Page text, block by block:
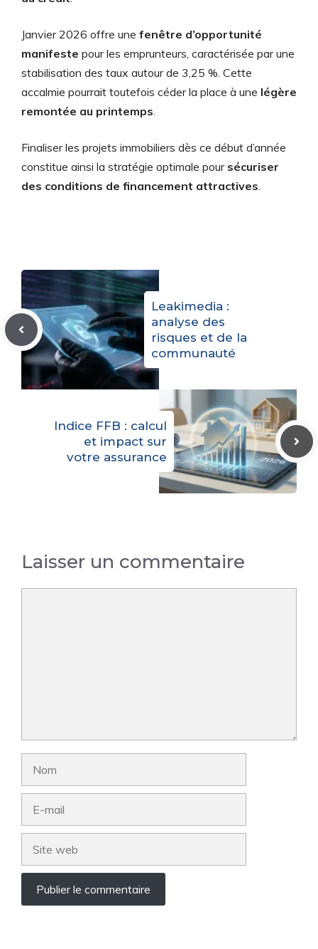
Janvier 2026 offre une fenêtre d’opportunité
manifeste pour les emprunteurs, caractérisée par une
stabilisation des taux autour de 3,25 %. Cette
accalmie pourrait toutefois céder la place à une légère
remontée au printemps
Finaliser les projets immobiliers dès ce début d’année
constitue ainsi la stratégie optimale pour sécuriser
des conditions de financement attractives
Leakimedia :
analyse des
risques et de la
communauté
Indice FFB : calcul
et impact sur
votre assurance
Laisser un commentaire